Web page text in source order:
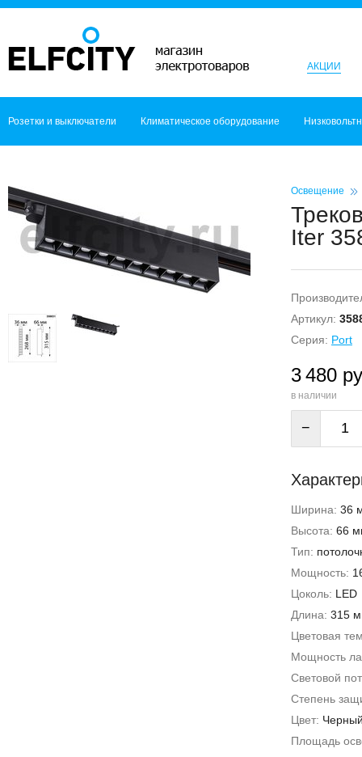
АКЦИИ
Розетки и выключатели Климатическое оборудование
Освещение
Iter
Артикул:
Серия: Port
3 480
в наличии
−
Ширина: 36
Высота: 66
Тип:
Мощность:
Цоколь: LED
Длина: 315
Цветовая
Мощность
Световой
Степень
Цвет:
Площадь